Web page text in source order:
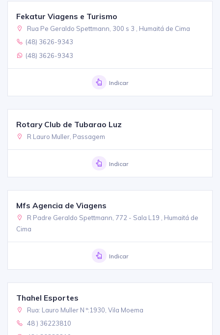
Fekatur Viagens e Turismo
Rua Pe Geraldo Spettmann, 300 s 3 , Humaitá de Cima
(48) 3626-9343
(48) 3626-9343
Indicar
Rotary Club de Tubarao Luz
R Lauro Muller, Passagem
Indicar
Mfs Agencia de Viagens
R Padre Geraldo Spettmann, 772 - Sala L19 , Humaitá de
Cima
Indicar
Thahel Esportes
Rua: Lauro Muller N º:1930, Vila Moema
48 ) 36223810